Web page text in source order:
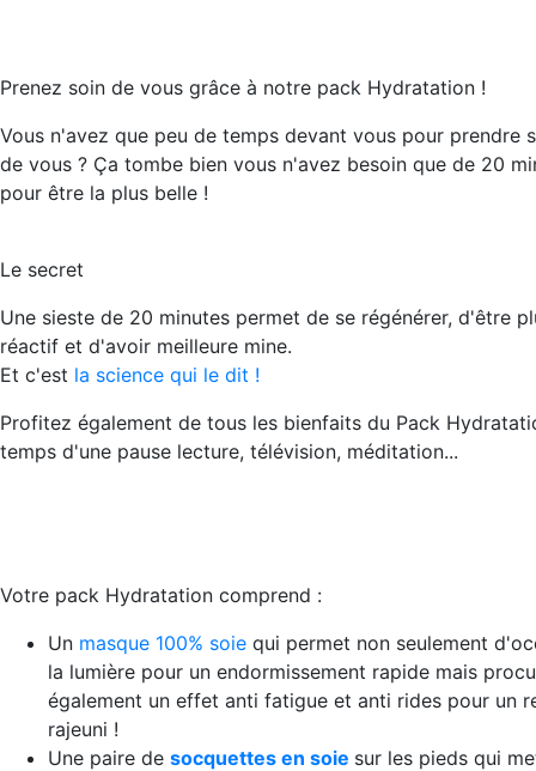
Prenez soin de vous grâce à notre pack Hydratation !
Vous n'avez que peu de temps devant vous pour prendre
de vous ? Ça tombe bien vous n'avez besoin que de 20
pour être la plus belle !
Le secret
Une sieste de 20 minutes permet de se régénérer, d'être
réactif et d'avoir meilleure mine.
Et c'est la science qui le dit !
Profitez également de tous les bienfaits du Pack
temps d'une pause lecture, télévision, méditation...
Votre pack Hydratation comprend :
Un masque 100% soie qui permet non seulement
la lumière pour un endormissement rapide mais
également un effet anti fatigue et anti rides pour un
rajeuni !
Une paire de socquettes en soie sur les pieds qui